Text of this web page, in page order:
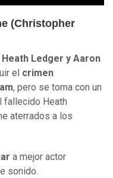
(Christopher
Ledger y Aaron
el crimen
, pero se toma con un
fallecido Heath
aterrados a los
a mejor actor
sonido.